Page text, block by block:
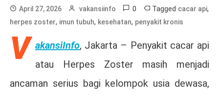
April 27, 2026 vakansiinfo 0 Tagged cacar api,
herpes zoster, imun tubuh, kesehatan, penyakit kronis
V akansiInfo, Jakarta – Penyakit cacar api
atau Herpes Zoster masih menjadi
ancaman serius bagi kelompok usia dewasa,